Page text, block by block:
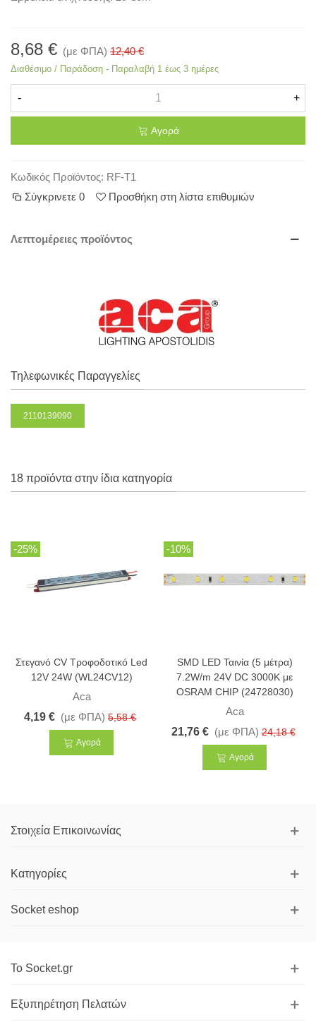
8,68 € (με ΦΠΑ) 12,40 €
Διαθέσιμο / Παράδοση - Παραλαβή 1 έως 3 ημέρες
- +
Αγορά
Κωδικός Προϊόντος: RF-T1
Σύγκρινετε 0 Προσθήκη στη λίστα επιθυμιών
Λεπτομέρειες προϊόντος
Τηλεφωνικές Παραγγελίες
2110139090
18 προϊόντα στην ίδια κατηγορία
-25%
Στεγανό CV Τροφοδοτικό Led
12V 24W (WL24CV12)
Aca
4,19 € (με ΦΠΑ) 5,58 €
Αγορά
-10%
SMD LED Ταινία (5 μέτρα)
7.2W/m 24V DC 3000K με
OSRAM CHIP (24728030)
Aca
21,76 € (με ΦΠΑ) 24,18 €
Αγορά
Στοιχεία Επικοινωνίας
Κατηγορίες
Socket eshop
Το Socket.gr
Εξυπηρέτηση Πελατών